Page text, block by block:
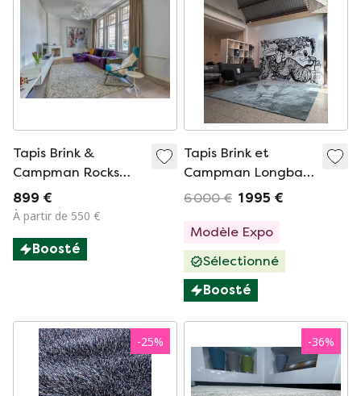
Tapis Brink &
Campman Rocks
70411 200 x 300
899 €
À partir de 550 €
Boosté
Tapis Brink et
Campman Longbarn
Liscio
6 000 € 1 995 €
Modèle Expo
Sélectionné
Boosté
-25% -36%